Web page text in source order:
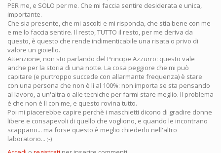
PER me, e SOLO per me. Che mi faccia sentire desiderata e unica,
importante.
Che sia presente, che mi ascolti e mi risponda, che stia bene con me
e me lo faccia sentire. Il resto, TUTTO il resto, per me deriva da
questo, è questo che rende indimenticabile una risata o privo di
valore un gioiello.
Attenzione, non sto parlando del Principe Azzurro: questo vale
anche per la storia di una notte. La cosa peggiore che mi può
capitare (e purtroppo succede con allarmante frequenza) è stare
con una persona che non è lì al 100%: non importa se sta pensando
al lavoro, a un'altra o alle tecniche per farmi stare meglio. Il problema
è che non è lì con me, e questo rovina tutto.
Poi mi piacerebbe capire perchè i maschietti dicono di gradire donne
libere e consapevoli di quello che vogliono, e quando le incontrano
scappano... ma forse questo è meglio chiederlo nell'altro
laboratorio... ;-)